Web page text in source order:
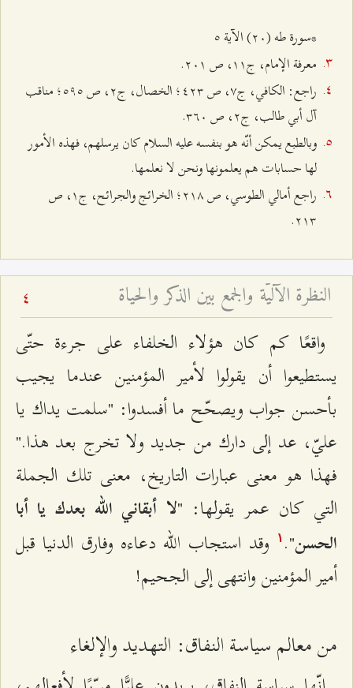
*سورة طه (٢۰) الآية ٥
معرفة الإمام، ج۱۱، ص ٢۰۱.
راجع: الكافي، ج۷، ص ٤٢٣؛ الخصال، ج٢، ص ٥٩٥؛ مناقب
آل أبي طالب، ج٢، ص ٣٦۰.
وبالطبع يمكن أنّه هو بنفسه عليه السلام كان يرسلهم، فهذه الأمور
لها حسابات هم يعلمونها ونحن لا نعلمها.
راجع أمالي الطوسي، ص ٢۱۸؛ الخرائج والجرائح، ج۱، ص
٢۱٣.
النظرة الآليّة والجمع بين الذكر والحياة 4
واقعًا كم كان هؤلاء الخلفاء على جرءة حتّى
يستطيعوا أن يقولوا لأمير المؤمنين عندما يجيب
بأحسن جواب ويصحّح ما أفسدوا: "سلمت يداك يا
عليّ، عد إلى دارك من جديد ولا تخرج بعد هذا."
فهذا هو معنى عبارات التاريخ، معنى تلك الجملة
التي كان عمر يقولها: "لا أبقاني الله بعدك يا أبا
الحسن". ۱
وقد استجاب الله دعاءه وفارق الدنيا قبل
أمير المؤمنين وانتهى إلى الجحيم!
من معالم سياسة النفاق: التهديد والإلغاء